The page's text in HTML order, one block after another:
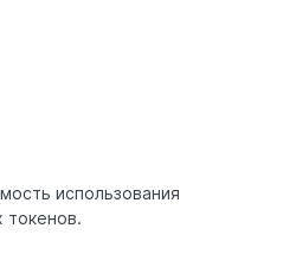
использования
токенов.